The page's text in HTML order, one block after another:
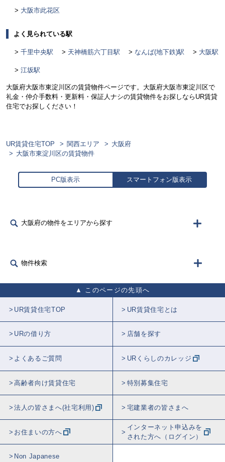
大阪市此花区
よく見られている駅
千里中央駅 天神橋筋六丁目駅 なんば(地下鉄)駅 大阪駅
江坂駅
大阪府大阪市東淀川区の賃貸物件ページです。大阪府大阪市東淀川区で
礼金・仲介手数料・更新料・保証人ナシの賃貸物件をお探しならUR賃貸
住宅でお探しください！
UR賃貸住宅TOP 関西エリア
大阪府
大阪市東淀川区の賃貸物件
PC版表示 スマートフォン版表示
大阪府の物件をエリアから探す
物件検索
このページの先頭へ
UR賃貸住宅TOP UR賃貸住宅とは
URの借り方 店舗を探す
よくあるご質問 URくらしのカレッジ
高齢者向け賃貸住宅 特別募集住宅
法人の皆さまへ(社宅利用) 宅建業者の皆さまへ
お住まいの方へ
インターネット申込みを
された方へ（ログイン）
Non Japanese